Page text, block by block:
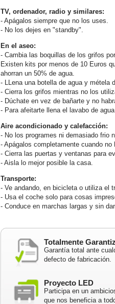
TV, ordenador, radio y similares:
- Apágalos siempre que no los uses.
- No los dejes en "standby".
En el aseo:
- Cambia las boquillas de los grifos
Existen kits por menos de 10 Euros
ahorran un 50% de agua.
- LLena una botella de agua y métela
- Cierra los grifos mientras no los
- Dúchate en vez de bañarte y no
- Para afeitarte llena el lavabo de
Aire acondicionado y calefacción:
- No los programes ni demasiado frio
- Apágalos completamente cuando no
- Cierra las puertas y ventanas para
- Aisla lo mejor posible la casa.
Transporte:
- Ve andando, en bicicleta o utiliza el
- Usa el coche solo para cosas
- Conduce en marchas largas y sin
Totalmente
Garantía total ante
defecto de fabricación.
Proyecto LED
Participa en un
que nos beneficia a